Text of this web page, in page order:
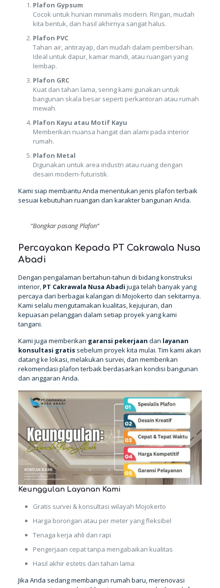
Plafon Gypsum
Cocok untuk hunian minimalis modern. Ringan, mudah
kita bentuk, dan hasil akhirnya sangat halus.
Plafon PVC
Tahan air, antirayap, dan mudah dalam pembersihan.
Ideal untuk dapur, kamar mandi, atau ruangan yang
lembap.
Plafon GRC
Kuat dan tahan lama, sering kami gunakan untuk
bangunan skala besar seperti perkantoran atau rumah
mewah.
Plafon Kayu atau Motif Kayu
Memberikan nuansa hangat dan alami pada interior
rumah.
Plafon Metal
Digunakan untuk area industri atau ruang dengan
desain modern-futuristik.
Kami siap membantu Anda menentukan jenis plafon terbaik
sesuai kebutuhan ruangan dan karakter bangunan Anda.
“Bongkar pasang Plafon“
Percayakan Kepada PT Cakrawala Nusa
Abadi
Dengan pengalaman bertahun-tahun di bidang konstruksi
interior, PT Cakrawala Nusa Abadi juga telah banyak yang
percaya dari berbagai kalangan di Mojokerto dan sekitarnya.
Kami selalu mengutamakan kualitas, kejujuran, dan
kepuasan pelanggan dalam setiap proyek yang kami
tangani.
Kami juga memberikan garansi pekerjaan dan layanan
konsultasi gratissebelum proyek kita mulai. Tim kami akan
datang ke lokasi, melakukan survei, dan memberikan
rekomendasi plafon terbaik berdasarkan kondisi bangunan
dan anggaran Anda.
Keunggulan Layanan Kami
Gratis survei & konsultasi wilayah Mojokerto
Harga borongan atau per meter yang fleksibel
Tenaga kerja ahli dan rapi
Pengerjaan cepat tanpa mengabaikan kualitas
Hasil akhir estetis dan tahan lama
Jika Anda sedang membangun rumah baru, merenovasi